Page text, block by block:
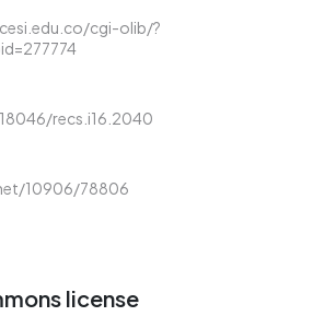
cgi-olib/?
recs.i16.2040
10906/78806
license